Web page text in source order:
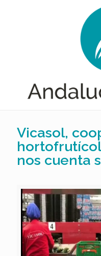
Vicasol,
nos cuenta